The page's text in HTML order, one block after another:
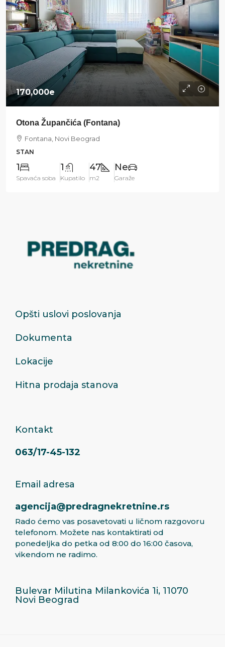
170,000e
Otona Župančića (Fontana)
Fontana, Novi Beograd
STAN
1
Spavaća soba
1
Kupatilo
47
m2
Ne
Garaže
Opšti uslovi poslovanja
Dokumenta
Lokacije
Hitna prodaja stanova
Kontakt
063/17-45-132
Email adresa
agencija@predragnekretnine.rs
Rado ćemo vas posavetovati u ličnom razgovoru
telefonom. Možete nas kontaktirati od
ponedeljka do petka od 8:00 do 16:00 časova,
vikendom ne radimo.
Bulevar Milutina Milankovića 1i, 11070
Novi Beograd